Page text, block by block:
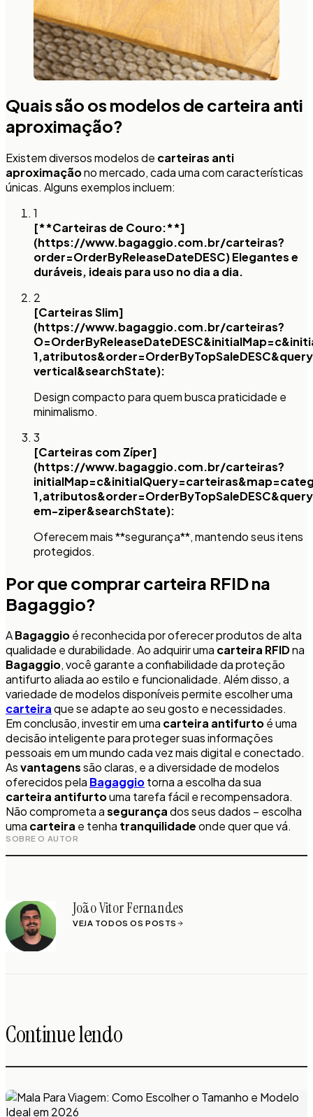
Quais são os modelos de carteira anti
aproximação?
Existem diversos modelos de carteiras anti
aproximaçãono mercado, cada uma com características
únicas. Alguns exemplos incluem:
1
[**Carteiras de Couro:**]
(https://www.bagaggio.com.br/carteiras?
order=OrderByReleaseDateDESC) Elegantes e
duráveis, ideais para uso no dia a dia.
2
[Carteiras Slim]
(https://www.bagaggio.com.br/carteiras?
vertical&searchState):
Design compacto para quem busca praticidade e
minimalismo.
3
[Carteiras com Zíper]
(https://www.bagaggio.com.br/carteiras?
em-ziper&searchState):
Oferecem mais **segurança**, mantendo seus itens
protegidos.
Por que comprar carteira RFID na
Bagaggio?
ABagaggioé reconhecida por oferecer produtos de alta
qualidade e durabilidade. Ao adquirir uma carteira RFIDna
Bagaggio, você garante a confiabilidade da proteção
antifurto aliada ao estilo e funcionalidade. Além disso, a
variedade de modelos disponíveis permite escolher uma
carteiraque se adapte ao seu gosto e necessidades.
Em conclusão, investir em uma carteira antifurtoé uma
decisão inteligente para proteger suas informações
pessoais em um mundo cada vez mais digital e conectado.
Asvantagenssão claras, e a diversidade de modelos
oferecidos pela Bagaggiotorna a escolha da sua
carteira antifurtouma tarefa fácil e recompensadora.
Não comprometa asegurançados seus dados – escolha
uma carteira e tenha tranquilidadeonde quer que vá.
SOBRE O AUTOR
João Vitor Fernandes
VEJA TODOS OS POSTS
Continue lendo